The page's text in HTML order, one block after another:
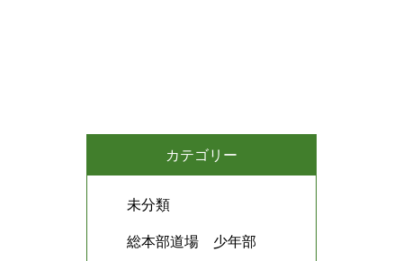
カテゴリー
未分類
総本部道場 少年部